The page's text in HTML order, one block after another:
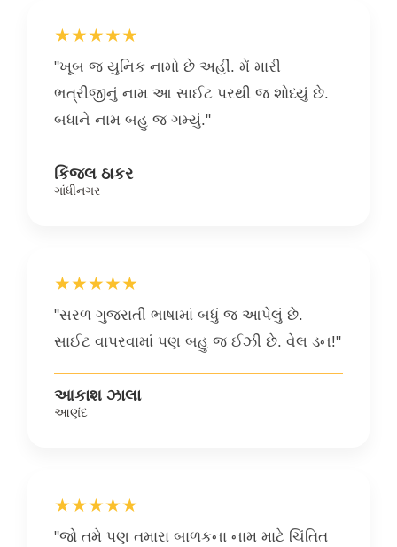
★★★★★
"ખૂબ જ યુનિક નામો છે અહીં. મેં મારી
ભત્રીજીનું નામ આ સાઈટ પરથી જ શોધ્યું છે.
બધાને નામ બહુ જ ગમ્યું."
કિંજલ ઠાકર
ગાંધીનગર
★★★★★
"સરળ ગુજરાતી ભાષામાં બધું જ આપેલું છે.
સાઈટ વાપરવામાં પણ બહુ જ ઈઝી છે. વેલ ડન!"
આકાશ ઝાલા
આણંદ
★★★★★
"જો તમે પણ તમારા બાળકના નામ માટે ચિંતિત